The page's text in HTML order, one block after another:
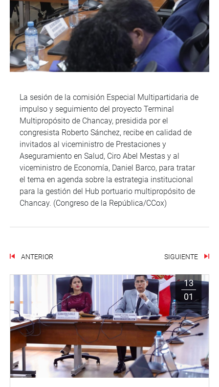
La sesión de la comisión Especial Multipartidaria de
impulso y seguimiento del proyecto Terminal
Multipropósito de Chancay, presidida por el
congresista Roberto Sánchez, recibe en calidad de
invitados al viceministro de Prestaciones y
Aseguramiento en Salud, Ciro Abel Mestas y al
viceministro de Economía, Daniel Barco, para tratar
el tema en agenda sobre la estrategia institucional
para la gestión del Hub portuario multipropósito de
Chancay. (Congreso de la República/CCox)
ANTERIOR SIGUIENTE
13
01